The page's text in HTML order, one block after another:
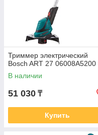
Триммер электрический
Bosch ART 27 06008A5200
В наличии
51 030 ₸
Купить